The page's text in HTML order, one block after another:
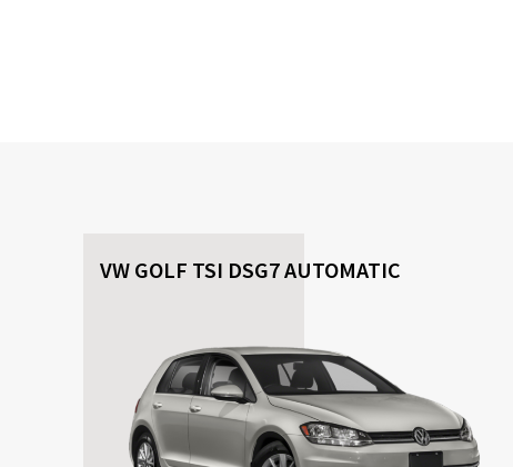
VW GOLF TSI DSG7 AUTOMATIC